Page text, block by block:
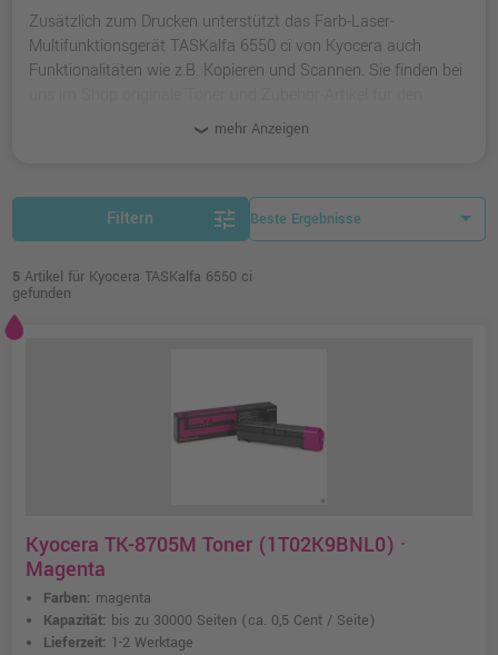
Zusätzlich zum Drucken unterstützt das Farb-Laser-
Multifunktionsgerät TASKalfa 6550 ci von Kyocera auch
Funktionalitäten wie z.B. Kopieren und Scannen. Sie finden bei
mehr Anzeigen
Filtern tune
5 Artikel für Kyocera TASKalfa 6550 ci
gefunden
Kyocera TK-8705M Toner (1T02K9BNL0) ·
Magenta
Farben: magenta
Kapazität: bis zu 30000 Seiten (ca. 0,5 Cent / Seite)
Lieferzeit: 1-2 Werktage